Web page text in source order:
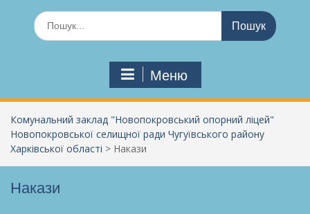
Шукати:
Меню
Комунальний заклад "Новопокровський опорний ліцей"
Новопокровської селищної ради Чугуївського району
Харківської області > Накази
Накази